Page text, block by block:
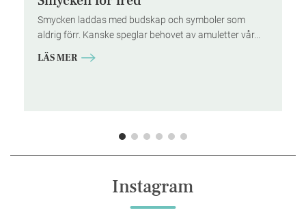
Smycken laddas med budskap och symboler som
aldrig förr. Kanske speglar behovet av amuletter vår...
LÄS MER
Instagram